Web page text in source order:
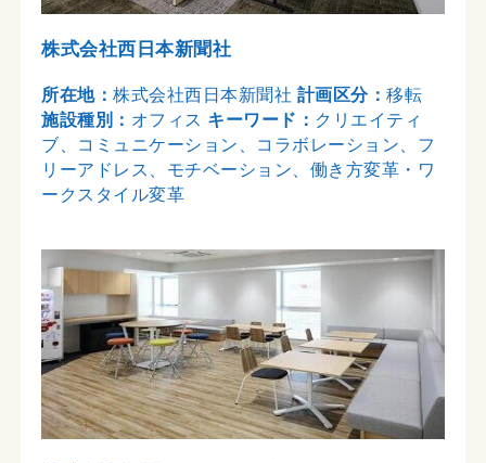
株式会社西日本新聞社
所在地：株式会社西日本新聞社 計画区分：移転
施設種別： オフィス キーワード： クリエイティ
ブ、コミュニケーション、コラボレーション、フ
リーアドレス、モチベーション、働き方変革・ワ
ークスタイル変革